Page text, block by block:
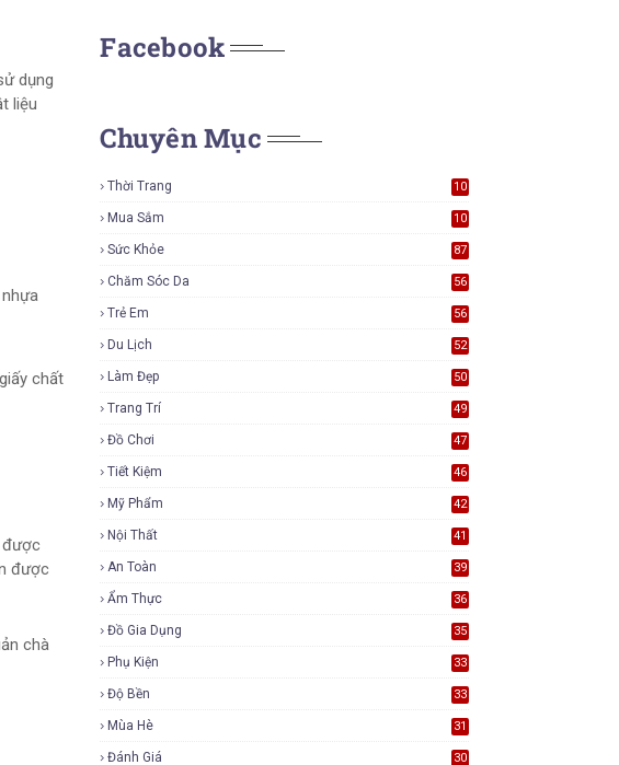
dụng
liệu
chất
được
được
chà
Facebook
Chuyên Mục
Thời Trang
10
Mua Sắm
10
Sức Khỏe 87
Chăm Sóc Da 56
Trẻ Em 56
Du Lịch 52
Làm Đẹp 50
Trang Trí 49
Đồ Chơi 47
Tiết Kiệm 46
Mỹ Phẩm 42
Nội Thất 41
An Toàn 39
Ẩm Thực 36
Đồ Gia Dụng 35
Phụ Kiện 33
Độ Bền 33
Mùa Hè 31
Đánh Giá 30